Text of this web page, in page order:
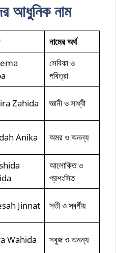
আধুনিক নাম
নামের অর্থ
সেবিকা ও
পবিত্রা
Zahida জ্ঞানী ও সাধ্বী
Anika অমর ও অনন্য
আলোকিত ও
প্রশংসিত
Jinnat সতী ও স্বর্গীয়
Wahida সবুজ ও অনন্য